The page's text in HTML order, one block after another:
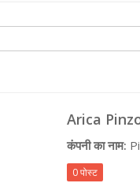
Arica
कंपनी का नाम:
0 पोस्ट